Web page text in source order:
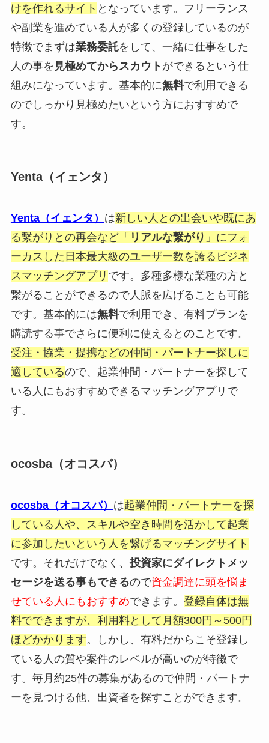
けを作れるサイト となっています。フリーランス
や副業を進めている人が多くの登録しているのが
特徴でまずは業務委託をして、一緒に仕事をした
人の事を 見極めてからスカウト ができるという仕
組みになっています。基本的に無料で利用できる
のでしっかり見極めたいという方におすすめで
す。
Yenta（イェンタ）
Yenta（イェンタ） は新しい人との出会いや既にあ
る繋がりとの再会など「 リアルな繋がり 」にフォ
ーカスした日本最大級のユーザー数を誇るビジネ
スマッチングアプリ です。多種多様な業種の方と
繋がることができるので人脈を広げることも可能
です。基本的には無料で利用でき、有料プランを
購読する事でさらに便利に使えるとのことです。
受注・協業・提携などの仲間・パートナー探しに
適しているので、起業仲間・パートナーを探して
いる人にもおすすめできるマッチングアプリで
す。
ocosba（オコスバ）
ocosba（オコスバ） は起業仲間・パートナーを探
している人や、スキルや空き時間を活かして起業
に参加したいという人を繋げるマッチングサイト
です。それだけでなく、 投資家にダイレクトメッ
セージを送る事もできるので資金調達に頭を悩ま
せている人にもおすすめできます。 登録自体は無
料でできますが、利用料として月額300円～500円
ほどかかります。しかし、有料だからこそ登録し
ている人の質や案件のレベルが高いのが特徴で
す。毎月約25件の募集があるので仲間・パートナ
ーを見つける他、出資者を探すことができます。